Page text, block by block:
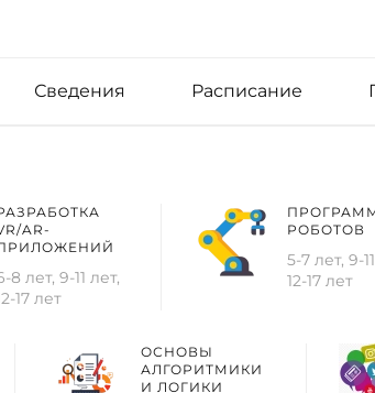
Сведения Расписание
AR-
8 лет, 9-11 лет,
17 лет
РОБОТОВ
5-7 лет, 9-
12-17 лет
ОСНОВЫ
АЛГОРИТМИКИ
И ЛОГИКИ